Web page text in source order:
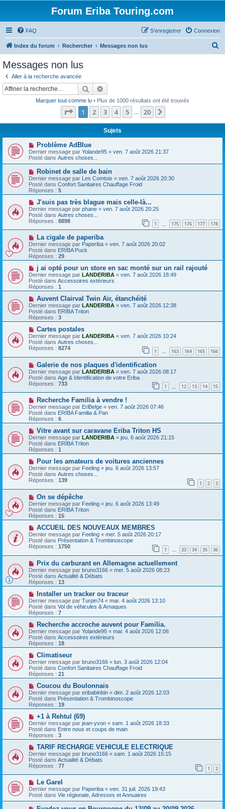
Forum Eriba Touring.com
FAQ Connexion
S’enregistrer
Index du forum Rechercher Messages non lus
Messages non lus
Aller à la recherche avancée
Rechercher
Marquer tout comme lu • Plus de 1000 résultats ont été trouvés
Page 1sur20
1 2 3 4 5 20
Sujets
N
o
u
v
e
a
u
m
e
s
a
g
e
Problème AdBlue
Dernier message par Yolande95 « ven. 7 août 2026 21:37
Posté dans Autres choses...
N
o
u
v
e
u
m
e
s
s
a
g
e
Robinet de salle de bain
Dernier message par Les Comtois « ven. 7 août 2026 20:30
Posté dans Confort Sanitaires Chauffage Froid
Réponses : 5
N
o
u
v
e
a
m
e
s
s
a
g
e
J'suis pas très blague mais celle-là...
Dernier message par phane « ven. 7 août 2026 20:25
Posté dans Autres choses...
Réponses : 8898 1 175 176 177 178
N
o
u
v
e
a
u
m
e
s
a
g
e
La cigale de paperiba
Dernier message par Paperiba « ven. 7 août 2026 20:02
Posté dans ERIBA Puck
Réponses : 29
N
o
u
v
e
u
m
e
s
s
a
g
e
j ai opté pour un store en sac monté sur un rail rajouté
Dernier message par LANDERIBA « ven. 7 août 2026 18:49
Posté dans Accessoires extérieurs
Réponses : 1
N
o
u
v
e
a
m
e
s
s
a
g
e
Auvent Clairval Twin Air, étanchéité
Dernier message par LANDERIBA « ven. 7 août 2026 12:38
Posté dans ERIBA Triton
Réponses : 3
N
o
u
v
e
a
u
m
e
s
s
a
e
Cartes postales
Dernier message par LANDERIBA « ven. 7 août 2026 10:24
Posté dans Autres choses...
Réponses : 8274 1 … 163 164 165 166
N
o
u
v
e
a
m
e
s
s
a
g
e
Galerie de nos plaques d'identification
Dernier message par LANDERIBA « ven. 7 août 2026 08:17
Posté dans Age & Identification de votre Eriba
Réponses : 733 1 12 13 14 15
N
o
u
v
e
a
u
m
e
s
s
a
g
e
Recherche Familia à vendre !
Dernier message par EriBelge « ven. 7 août 2026 07:46
Posté dans ERIBA Familia & Pan
Réponses : 6
N
o
u
v
e
a
u
m
e
s
s
a
g
e
Vitre avant sur caravane Eriba Triton HS
Dernier message par LANDERIBA « jeu. 6 août 2026 21:15
Posté dans ERIBA Triton
Réponses : 1
N
o
u
v
e
a
u
m
e
s
s
a
g
e
Pour les amateurs de voitures anciennes
Dernier message par Feeling « jeu. 6 août 2026 13:57
Posté dans Autres choses...
Réponses : 139 1 2 3
N
o
u
v
e
u
m
e
s
s
a
g
e
On se dépêche
Dernier message par Feeling « jeu. 6 août 2026 13:49
Posté dans ERIBA Triton
Réponses : 15
N
o
u
v
e
a
u
m
e
s
s
a
g
e
ACCUEIL DES NOUVEAUX MEMBRES
Dernier message par Feeling « mer. 5 août 2026 20:17
Posté dans Présentation & Trombinoscope
Réponses : 1750 1 … 33 34 35 36
N
o
u
v
e
a
u
m
e
s
s
a
g
e
Prix ​​du carburant en Allemagne actuellement
Dernier message par bruno3166 « mer. 5 août 2026 08:23
Posté dans Actualité & Débats
Réponses : 13
N
o
u
v
e
a
u
m
e
s
s
a
g
e
Installer un tracker ou traceur
Dernier message par Turpin74 « mar. 4 août 2026 13:10
Posté dans Vol de véhicules & Arnaques
Réponses : 7
N
o
u
v
e
a
m
e
s
s
a
g
e
Recherche accroche auvent pour Familia.
Dernier message par Yolande95 « mar. 4 août 2026 12:06
Posté dans Accessoires extérieurs
Réponses : 18
N
o
u
v
e
a
m
e
s
g
e
Climatiseur
Dernier message par bruno3166 « lun. 3 août 2026 12:04
Posté dans Confort Sanitaires Chauffage Froid
Réponses : 21
N
o
u
v
e
m
e
s
s
g
e
Coucou du Boulonnais
Dernier message par eribabinbin « dim. 2 août 2026 12:03
Posté dans Présentation & Trombinoscope
Réponses : 19
N
o
u
v
e
a
m
e
s
s
a
g
e
+1 à Rehtul (69)
Dernier message par jean-yvon « sam. 1 août 2026 18:33
Posté dans Entre nous et coups de main
Réponses : 3
N
o
u
v
e
a
m
e
s
s
TARIF RECHARGE VEHICULE ELECTRIQUE
Dernier message par bruno3166 « sam. 1 août 2026 15:15
Posté dans Actualité & Débats
Réponses : 77 1 2
N
o
u
e
Le Garel
Dernier message par Paperiba « ven. 31 juil. 2026 19:43
Posté dans Vie régionale, Adresses et Annuaires
N